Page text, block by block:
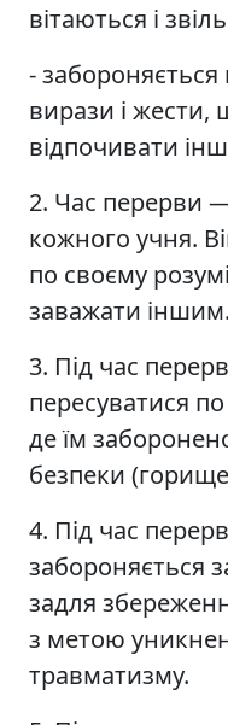
вітаються і
-
вирази і жести,
відпочивати
2. Час перерви
кожного учня.
по своєму
заважати іншим.
3. Під час
пересуватися
де їм
безпеки
4. Під час
забороняється
задля
з метою
травматизму.